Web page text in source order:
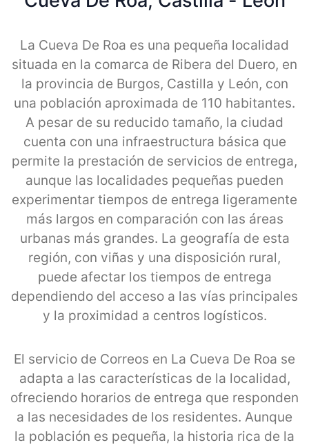
La Cueva De Roa es una pequeña localidad
situada en la comarca de Ribera del Duero, en
la provincia de Burgos, Castilla y León, con
una población aproximada de 110 habitantes.
A pesar de su reducido tamaño, la ciudad
cuenta con una infraestructura básica que
permite la prestación de servicios de entrega,
aunque las localidades pequeñas pueden
experimentar tiempos de entrega ligeramente
más largos en comparación con las áreas
urbanas más grandes. La geografía de esta
región, con viñas y una disposición rural,
puede afectar los tiempos de entrega
dependiendo del acceso a las vías principales
y la proximidad a centros logísticos.
El servicio de Correos en La Cueva De Roa se
adapta a las características de la localidad,
ofreciendo horarios de entrega que responden
a las necesidades de los residentes. Aunque
la población es pequeña, la historia rica de la